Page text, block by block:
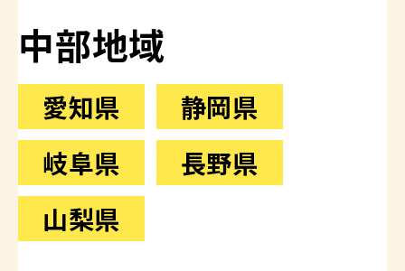
中部地域
愛知県
静岡県
岐阜県
長野県
山梨県